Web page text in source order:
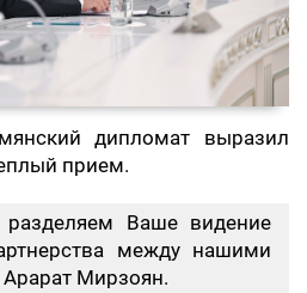
дипломат выразил
прием.
Ваше видение
между нашими
Арарат Мирзоян.